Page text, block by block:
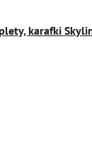
karafki